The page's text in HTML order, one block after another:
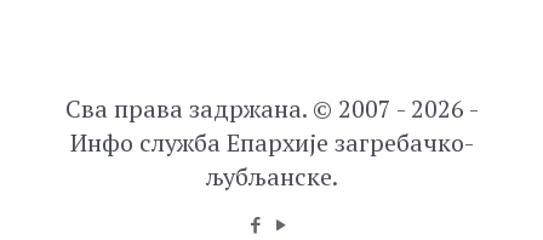
Сва права задржана. © 2007 - 2026 -
Инфо служба Епархије загребачко-
љубљанске.